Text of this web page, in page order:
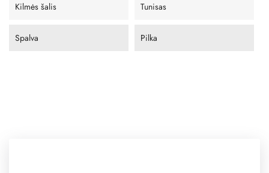
Kilmės šalis Tunisas
Spalva Pilka